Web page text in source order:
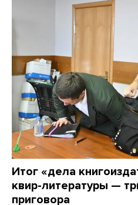
Итог «дела
квир-литературы —
приговора